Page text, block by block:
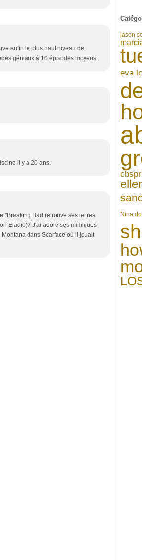
enfin le plus haut niveau de
géniaux à 10 épisodes moyens.
il y a 20 ans.
"Breaking Bad retrouve ses lettres
Eladio)? J'ai adoré ses mimiques
dans Scarface où il jouait
Mai
Juin
Avril
Mai
Juin
Mai
Juin
Mai
Juin
jason
eva
cbs
Nina